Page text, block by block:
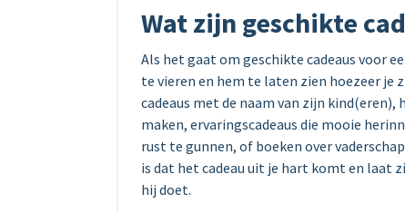
Wat zijn geschikte
Als het gaat om geschikte cadeaus voor
te vieren en hem te laten zien hoezeer je
cadeaus met de naam van zijn
maken, ervaringscadeaus die mooie
rust te gunnen, of boeken over
is dat het cadeau uit je hart komt en laat
hij doet.